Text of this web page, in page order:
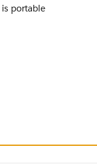
is portable